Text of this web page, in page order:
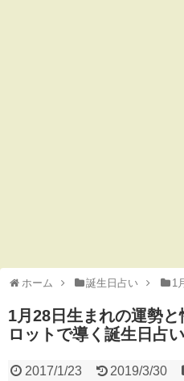
ホーム 誕生日占い 1
1月28日生まれの運勢
ロットで導く誕生日占い
2017/1/23 2019/3/30